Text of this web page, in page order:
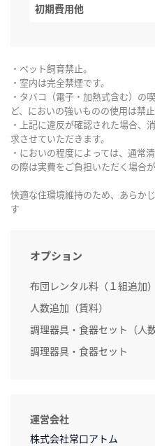
初期費用他
・ペット飼育禁止。
・室内は完全禁煙です。
・タバコ（電子・加熱式含む）の
ど、においの強いものの使用は禁止
・上記に違反が確認された場合、
求させていただきます。
・においの程度によっては、通常
の際は実費をご負担いただく場合が
快適な住環境維持のため、あらか
す
オプション
布団レンタル料（１組追加）
人数追加（賃料）
調理器具・食器セット（人数
調理器具・食器セット
運営会社
株式会社常口アトム